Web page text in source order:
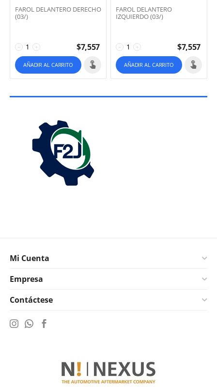
FAROL DELANTERO DERECHO
(03/)
+
− $7,557
AÑADIR AL CARRITO
FAROL DELANTERO
IZQUIERDO (03/)
+
− $7,557
AÑADIR AL CARRITO
Mi Cuenta
Empresa
Contáctese